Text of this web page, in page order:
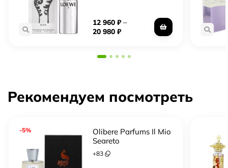
12 960₽–
20 980₽
Рекомендуем посмотреть
-5%
Olibere Parfums Il Mio
Segreto
+83